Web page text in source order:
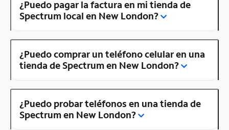
¿Puedo pagar la factura en mi tienda de
Spectrum local en New London?
¿Puedo comprar un teléfono celular en una
tienda de Spectrum en New London?
¿Puedo probar teléfonos en una tienda de
Spectrum en New London?